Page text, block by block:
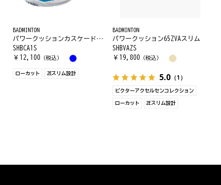
BADMINTON
パワークッションカスケードアクセルスリム
SHBCA1S
￥ 12,100 （税込）
ローカット 2Eスリム設計
BADMINTON
パワークッション65ZVAスリム
SHBVAZS
￥ 19,800 （税込）
5.0（1）
ビクターアクセルセンコレクション
ローカット 2Eスリム設計